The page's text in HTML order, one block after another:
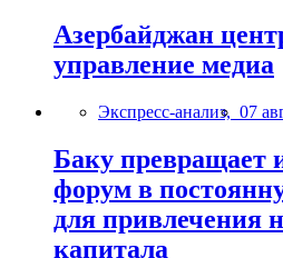
Азербайджан
управление медиа
Экспресс-анализ, 07
Баку превращает
форум в
для привлечения
капитала